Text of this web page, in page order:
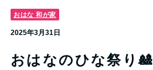
おはな 和が家
2025年3月31日
おはなのひな祭り🎎